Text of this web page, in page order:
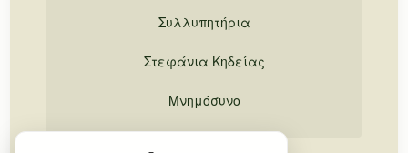
Συλλυπητήρια
Στεφάνια Κηδείας
Μνημόσυνο